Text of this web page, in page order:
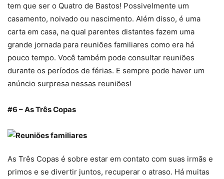
tem que ser o Quatro de Bastos! Possivelmente um
casamento, noivado ou nascimento. Além disso, é uma
carta em casa, na qual parentes distantes fazem uma
grande jornada para reuniões familiares como era há
pouco tempo. Você também pode consultar reuniões
durante os períodos de férias. E sempre pode haver um
anúncio surpresa nessas reuniões!
#6 – As Três Copas
As Três Copas é sobre estar em contato com suas irmãs e
primos e se divertir juntos, recuperar o atraso. Há muitas